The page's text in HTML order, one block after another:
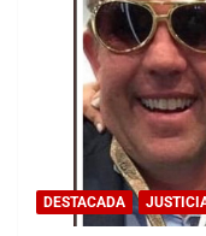
DESTACADA